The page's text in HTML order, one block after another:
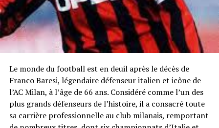
Le monde du football est en deuil après le décès de
Franco Baresi, légendaire défenseur italien et icône de
l’AC Milan, à l’âge de 66 ans. Considéré comme l’un des
plus grands défenseurs de l’histoire, il a consacré toute
sa carrière professionnelle au club milanais, remportant